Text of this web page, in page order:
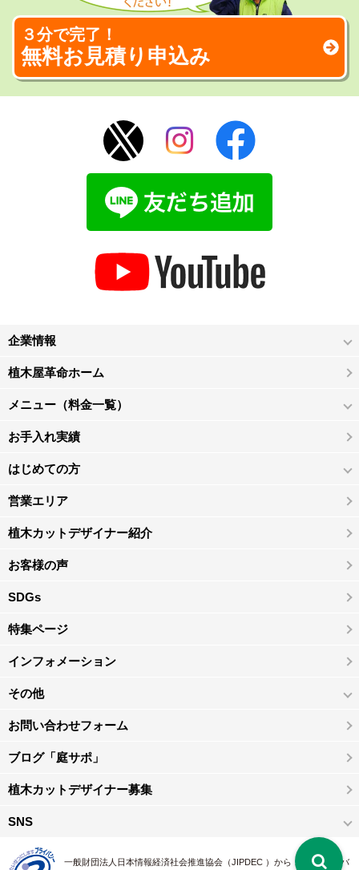
３分で完了！
無料お見積り申込み
企業情報
植木屋革命ホーム
メニュー（料金一覧）
お手入れ実績
はじめての方
営業エリア
植木カットデザイナー紹介
お客様の声
SDGs
特集ページ
インフォメーション
その他
お問い合わせフォーム
ブログ「庭サポ」
植木カットデザイナー募集
SNS
一般財団法人日本情報経済社会推進協会（JIPDEC ）から 、「 プライバ